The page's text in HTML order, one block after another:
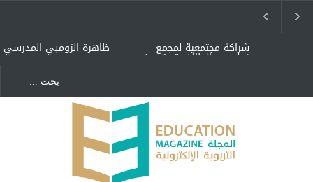
ظاهرة الزومبي المدرسي شراكة مجتمعية لمجمع
تعليمي بالطائف تستهدف
"كنت أنضرب ومافيني إلا
العافية" هل هذا مبرر
لاستمرار أسلوب التربية
المتوارث؟
لماذا تعد برامج توعية الأطفال
بخصوصية الجسد وقاية لا
فضول؟